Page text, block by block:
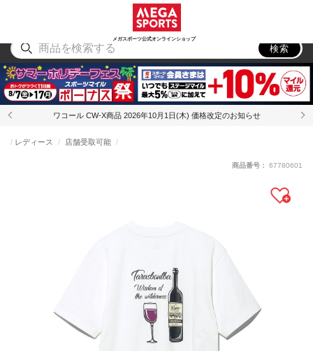
メガスポーツ公式オンラインショップ
アウトドア
検索
ワコール CW-X商品 2026年10月1日(木) 価格改定のお知らせ
レディース 店舗受取可能
商品番号： 67780601